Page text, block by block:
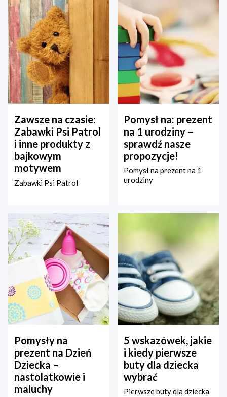
Zawsze na czasie:
Zabawki Psi Patrol
i inne produkty z
bajkowym
motywem
Zabawki Psi Patrol
Pomysł na: prezent
na 1 urodziny –
sprawdź nasze
propozycje!
Pomysł na prezent na 1
urodziny
Pomysły na
prezent na Dzień
Dziecka –
nastolatkowie i
maluchy
5 wskazówek, jakie
i kiedy pierwsze
buty dla dziecka
wybrać
Pierwsze buty dla dziecka